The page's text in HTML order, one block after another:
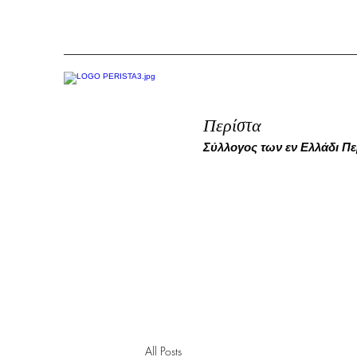
Περίστα
Σύλλογος των εν Ελλάδι
All Posts